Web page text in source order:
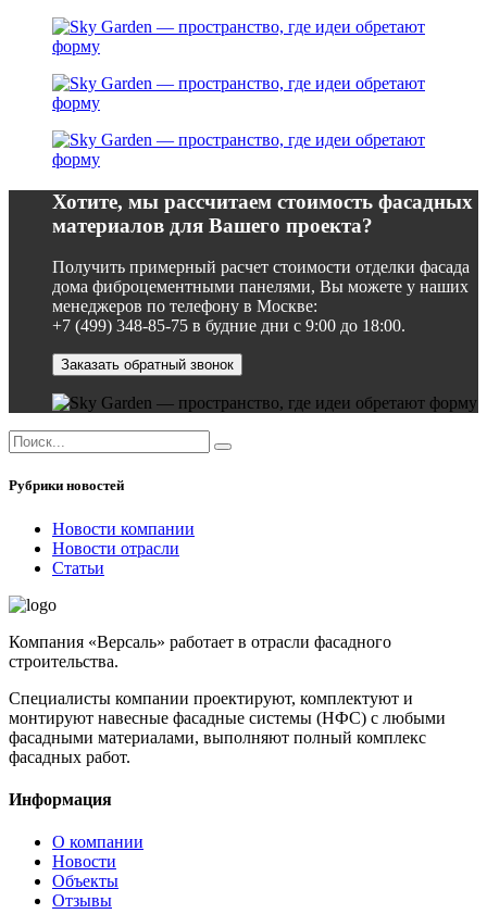
Хотите, мы рассчитаем стоимость фасадных
материалов для Вашего проекта?
Получить примерный расчет стоимости отделки фасада
дома фиброцементными панелями, Вы можете у наших
менеджеров по телефону в Москве:
+7 (499) 348-85-75 в будние дни с 9:00 до 18:00.
Заказать обратный звонок
Рубрики новостей
Новости компании
Новости отрасли
Статьи
Компания «Версаль» работает в отрасли фасадного
строительства.
Специалисты компании проектируют, комплектуют и
монтируют навесные фасадные системы (НФС) с любыми
фасадными материалами, выполняют полный комплекс
фасадных работ.
Информация
О компании
Новости
Объекты
Отзывы